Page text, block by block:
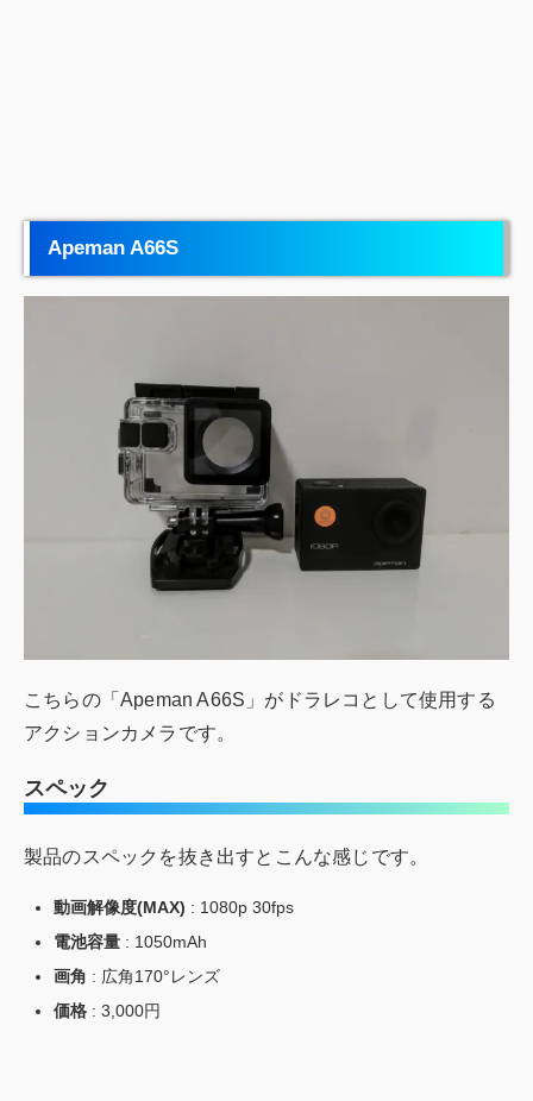
Apeman A66S
こちらの「Apeman A66S」がドラレコとして使用する
アクションカメラです。
スペック
製品のスペックを抜き出すとこんな感じです。
動画解像度(MAX) : 1080p 30fps
電池容量 : 1050mAh
画角 : 広角170°レンズ
価格 : 3,000円